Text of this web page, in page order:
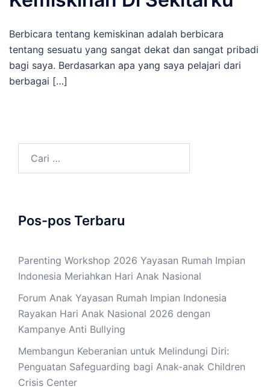
Berbicara tentang kemiskinan adalah berbicara
tentang sesuatu yang sangat dekat dan sangat pribadi
bagi saya. Berdasarkan apa yang saya pelajari dari
berbagai […]
untuk:
Pos-pos Terbaru
Parenting Workshop 2026 Yayasan Rumah Impian
Indonesia Meriahkan Hari Anak Nasional
Forum Anak Yayasan Rumah Impian Indonesia
Rayakan Hari Anak Nasional 2026 dengan
Kampanye Anti Bullying
Membangun Keberanian untuk Melindungi Diri:
Penguatan Safeguarding bagi Anak-anak Children
Crisis Center